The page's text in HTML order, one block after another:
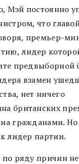
Мэй постоянно
что
премьер-
лидер
предвыборной
взамен
нет ничего
британских
гражданами. Но
лидер партии.
ряду причин